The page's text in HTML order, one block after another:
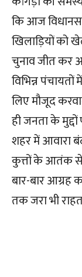
कि आज
खिलाड़ियों को
चुनाव जीत कर
विभिन्न
लिए मौजूद
ही जनता के
शहर में आवारा
कुत्तों के आतंक से
बार-बार आग्रह
तक जरा भी